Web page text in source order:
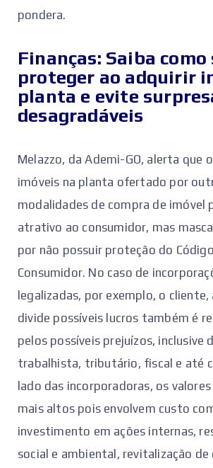
pondera.
Finanças: Saiba como
proteger ao adquirir
planta e evite
desagradáveis
Melazzo, da Ademi-GO, alerta que
imóveis na planta ofertado por
modalidades de compra de imóvel
atrativo ao consumidor, mas
por não possuir proteção do
Consumidor. No caso de
legalizadas, por exemplo, o cliente,
divide possíveis lucros também é
pelos possíveis prejuízos, inclusive
trabalhista, tributário, fiscal e até
lado das incorporadoras, os valores
mais altos pois envolvem custo
investimento em ações internas,
social e ambiental, revitalização de